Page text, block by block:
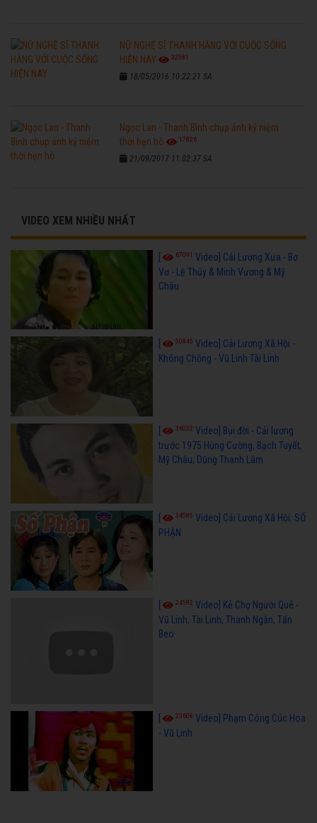
NỮ NGHỆ SĨ THANH HẰNG VỚI CUỘC SỐNG
HIỆN NAY
32581
18/05/2016 10:22:21 SA
Ngọc Lan - Thanh Bình chụp ảnh kỷ niệm
thời hẹn hò
17826
21/09/2017 11:02:37 SA
VIDEO XEM NHIỀU NHẤT
[ 67091 Video] Cải Lương Xưa - Bơ
Vơ - Lệ Thủy & Minh Vương & Mỹ
Châu
50845 Video] Cải Lương Xã Hội -
Không Chồng - Vũ Linh Tài Linh
36022 Video] Bụi đời - Cải lương
trước 1975 Hùng Cường, Bạch Tuyết,
Mỹ Châu, Dũng Thanh Lâm
34585 Video] Cải Lương Xã Hội: SỐ
PHẬN
24592 Video] Kẻ Chợ Người Quê -
Vũ Linh, Tài Linh, Thanh Ngân, Tấn
Beo
23608 Video] Phạm Công Cúc Hoa
- Vũ Linh